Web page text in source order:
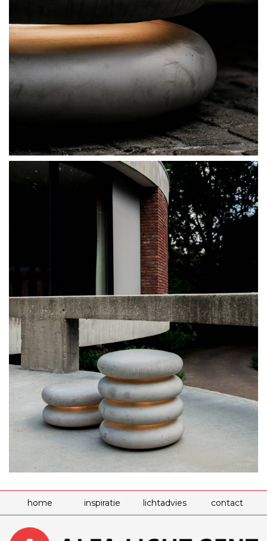
home inspiratie lichtadvies contact